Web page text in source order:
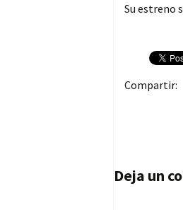
Su estreno
Compartir:
Deja un